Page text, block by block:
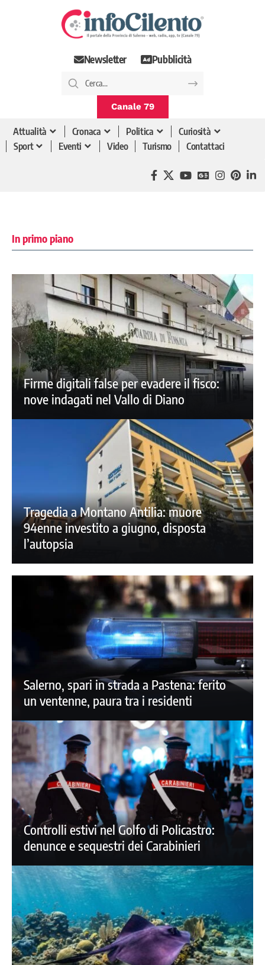
Newsletter Pubblicità
Canale 79
Attualità Cronaca Politica
Curiosità
Sport
Eventi Video Turismo Contattaci
In primo piano
Firme digitali false per evadere il fisco:
nove indagati nel Vallo di Diano
Tragedia a Montano Antilia: muore
94enne investito a giugno, disposta
l’autopsia
Salerno, spari in strada a Pastena: ferito
un ventenne, paura tra i residenti
Controlli estivi nel Golfo di Policastro:
denunce e sequestri dei Carabinieri